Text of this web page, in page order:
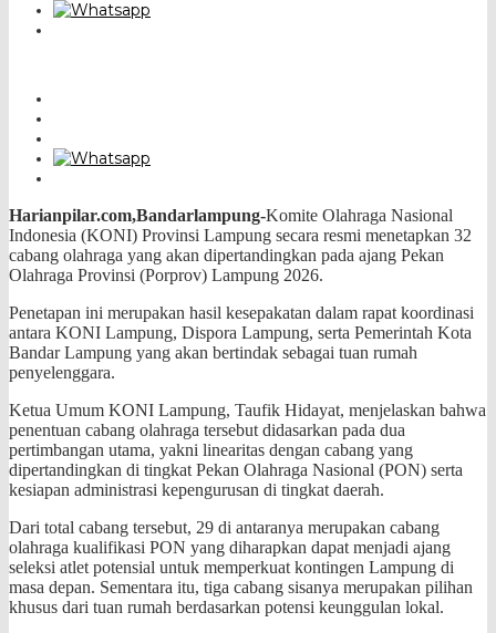
Harianpilar.com,Bandarlampung-Komite Olahraga Nasional
Indonesia (KONI) Provinsi Lampung secara resmi menetapkan 32
cabang olahraga yang akan dipertandingkan pada ajang Pekan
Olahraga Provinsi (Porprov) Lampung 2026.
Penetapan ini merupakan hasil kesepakatan dalam rapat koordinasi
antara KONI Lampung, Dispora Lampung, serta Pemerintah Kota
Bandar Lampung yang akan bertindak sebagai tuan rumah
penyelenggara.
​Ketua Umum KONI Lampung, Taufik Hidayat, menjelaskan bahwa
penentuan cabang olahraga tersebut didasarkan pada dua
pertimbangan utama, yakni linearitas dengan cabang yang
dipertandingkan di tingkat Pekan Olahraga Nasional (PON) serta
kesiapan administrasi kepengurusan di tingkat daerah.
Dari total cabang tersebut, 29 di antaranya merupakan cabang
olahraga kualifikasi PON yang diharapkan dapat menjadi ajang
seleksi atlet potensial untuk memperkuat kontingen Lampung di
masa depan. Sementara itu, tiga cabang sisanya merupakan pilihan
khusus dari tuan rumah berdasarkan potensi keunggulan lokal.